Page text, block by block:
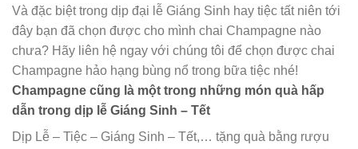
Và đặc biệt trong dịp đại lễ Giáng Sinh hay tiệc tất niên tới
đây bạn đã chọn được cho mình chai Champagne nào
chưa? Hãy liên hệ ngay với chúng tôi để chọn được chai
Champagne hảo hạng bùng nổ trong bữa tiệc nhé!
Champagne cũng là một trong những món quà hấp
dẫn trong dịp lễ Giáng Sinh – Tết
Dịp Lễ – Tiệc – Giáng Sinh – Tết,… tặng quà bằng rượu